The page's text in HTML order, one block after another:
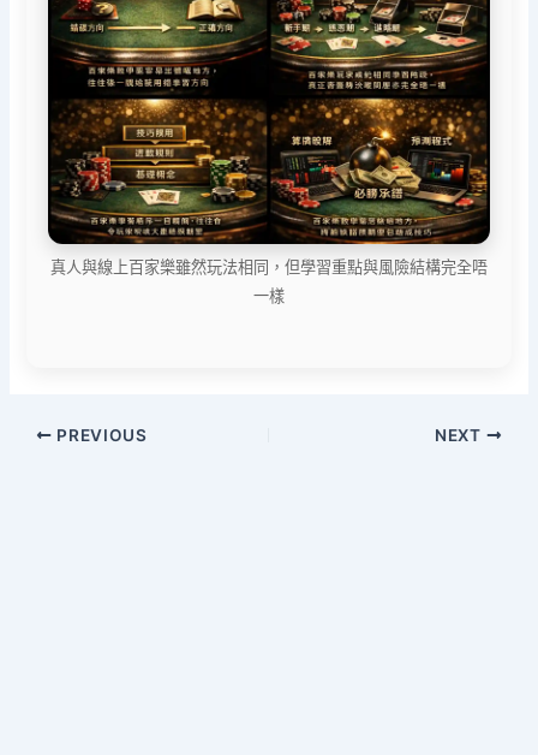
真人與線上百家樂雖然玩法相同，但學習重點與風險結構完全唔
一樣
PREVIOUS NEXT